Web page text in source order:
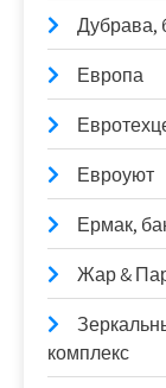
Дубрава,
Европа
Евроуют
Ермак,
Жар &
комплекс